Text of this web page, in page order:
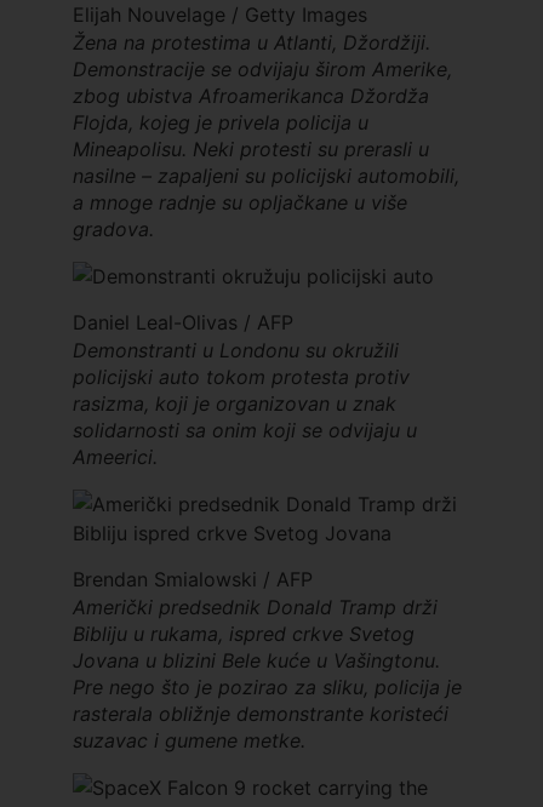
Elijah Nouvelage / Getty Images
Žena na protestima u Atlanti, Džordžiji.
Demonstracije se odvijaju širom Amerike,
zbog ubistva Afroamerikanca Džordža
Flojda, kojeg je privela policija u
Mineapolisu. Neki protesti su prerasli u
nasilne – zapaljeni su policijski automobili,
a mnoge radnje su opljačkane u više
gradova.
Daniel Leal-Olivas / AFP
Demonstranti u Londonu su okružili
policijski auto tokom protesta protiv
rasizma, koji je organizovan u znak
solidarnosti sa onim koji se odvijaju u
Ameerici.
Brendan Smialowski / AFP
Američki predsednik Donald Tramp drži
Bibliju u rukama, ispred crkve Svetog
Jovana u blizini Bele kuće u Vašingtonu.
Pre nego što je pozirao za sliku, policija je
rasterala obližnje demonstrante koristeći
suzavac i gumene metke.